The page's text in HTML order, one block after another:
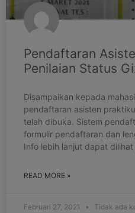
Pendaftaran
Penilaian Status
Disampaikan kepada
pendaftaran asisten
telah dibuka. Sistem
formulir pendaftaran dan
Info lebih lanjut dapat
READ MORE »
Februari 27, 2021 Tidak ada